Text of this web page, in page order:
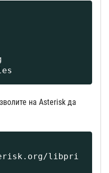
на Asterisk да
libpri